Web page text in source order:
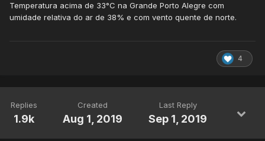
Temperatura acima de 33°C na Grande Porto Alegre com
umidade relativa do ar de 38% e com vento quente de norte.
4
Replies
1.9k
Created
Aug 1, 2019
Last Reply
Sep 1, 2019